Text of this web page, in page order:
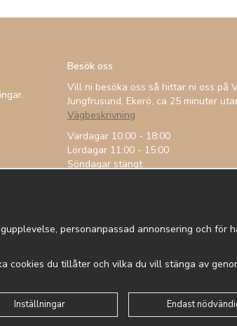
Besök oss
Vill ni besöka oss så hittar ni oss på
Jungfrusund, Ekerö, ca 25 minuter
Vägbeskrivning
Vardagar 10:00 - 18:00
Lördagar 11:00 - 15:00
Söndagar stängt
Drift & produktion:
personanpassad annonsering och
cookies du tillåter och vilka du vill stänga av
Inställningar Endast